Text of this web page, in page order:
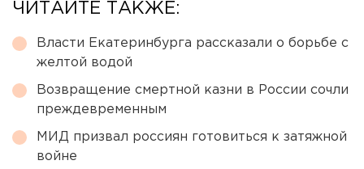
ЧИТАЙТЕ ТАКЖЕ:
Власти Екатеринбурга рассказали о борьбе с
желтой водой
Возвращение смертной казни в России сочли
преждевременным
МИД призвал россиян готовиться к затяжной
войне